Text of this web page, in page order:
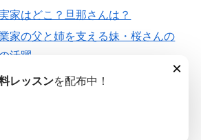
家はどこ？旦那さんは？
家の父と姉を支える妹・桜さんの
活躍
ロフィールや高校は？プロテスト
所属も紹介
×
レッスンを配布中！